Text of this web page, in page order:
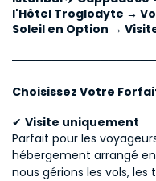
l'Hôtel Troglodyte →
Soleil en Option →
Choisissez Votre
✔ Visite uniquement
Parfait pour les
hébergement arrangé
nous gérions les vols,